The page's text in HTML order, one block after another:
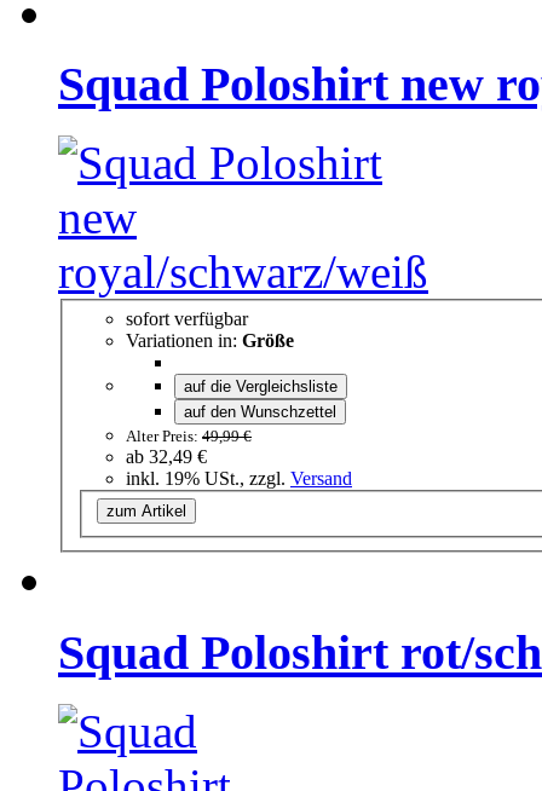
Squad Poloshirt new
sofort verfügbar
Variationen in: Größe
auf die Vergleichsliste
auf den Wunschzettel
Alter Preis: 49,99 €
ab 32,49 €
inkl. 19% USt., zzgl. Versand
zum Artikel
Squad Poloshirt rot/